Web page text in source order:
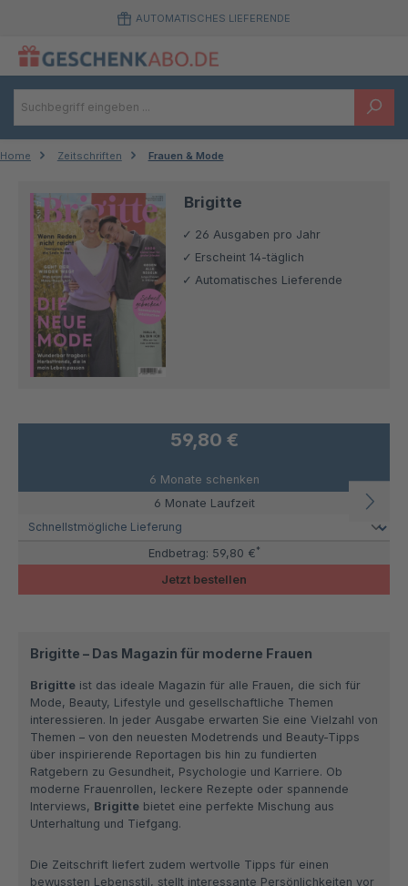
Zum Hauptinhalt springenAUTOMATISCHES LIEFERENDE
Home Zeitschriften Frauen & Mode
Brigitte
26 Ausgaben pro Jahr
Erscheint 14-täglich
Automatisches Lieferende
59,80 €
6 Monate schenken
6 Monate Laufzeit
Endbetrag: 59,80 €*
Jetzt bestellen
Brigitte – Das Magazin für moderne Frauen
Brigitteist das ideale Magazin für alle Frauen, die sich für
Mode, Beauty, Lifestyle und gesellschaftliche Themen
interessieren. In jeder Ausgabe erwarten Sie eine Vielzahl von
Themen – von den neuesten Modetrends und Beauty-Tipps
über inspirierende Reportagen bis hin zu fundierten
Ratgebern zu Gesundheit, Psychologie und Karriere. Ob
moderne Frauenrollen, leckere Rezepte oder spannende
Interviews, Brigittebietet eine perfekte Mischung aus
Unterhaltung und Tiefgang.
Die Zeitschrift liefert zudem wertvolle Tipps für einen
bewussten Lebensstil, stellt interessante Persönlichkeiten vor